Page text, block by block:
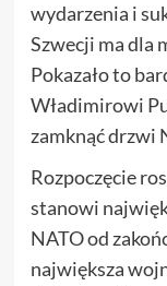
wydarzenia i
Szwecji ma dla
Pokazało to
Władimirowi
zamknąć drzwi
Rozpoczęcie
stanowi
NATO od
największa